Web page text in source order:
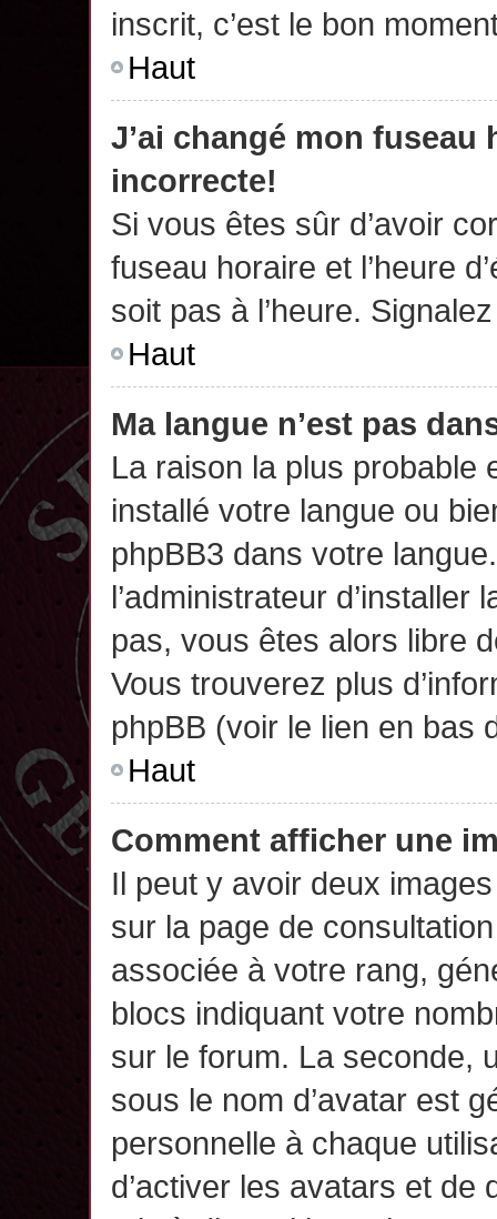
inscrit, c’est le bon
Haut
J’ai changé mon fuseau
incorrecte!
Si vous êtes sûr d’avoir
fuseau horaire et l’heure
soit pas à l’heure.
Haut
Ma langue n’est pas
La raison la plus probable
installé votre langue ou
phpBB3 dans votre
l’administrateur d’installer
pas, vous êtes alors libre
Vous trouverez plus
phpBB (voir le lien en bas
Haut
Comment afficher une
Il peut y avoir deux
sur la page de
associée à votre rang,
blocs indiquant votre
sur le forum. La seconde,
sous le nom d’avatar est
personnelle à chaque
d’activer les avatars et de